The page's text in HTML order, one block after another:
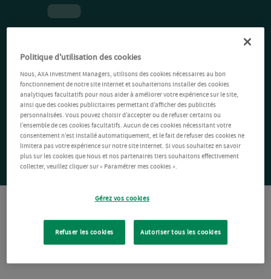
Politique d'utilisation des cookies
Nous, AXA Investment Managers, utilisons des cookies nécessaires au bon
fonctionnement de notre site Internet et souhaiterions installer des cookies
analytiques facultatifs pour nous aider à améliorer votre expérience sur le site,
ainsi que des cookies publicitaires permettant d’afficher des publicités
personnalisées. Vous pouvez choisir d’accepter ou de refuser certains ou
l’ensemble de ces cookies facultatifs. Aucun de ces cookies nécessitant votre
consentement n’est installé automatiquement, et le fait de refuser des cookies ne
limitera pas votre expérience sur notre site Internet. Si vous souhaitez en savoir
plus sur les cookies que Nous et nos partenaires tiers souhaitons effectivement
collecter, veuillez cliquer sur « Paramétrer mes cookies ».
Gérez vos cookies
Refuser les cookies Autoriser tous les cookies